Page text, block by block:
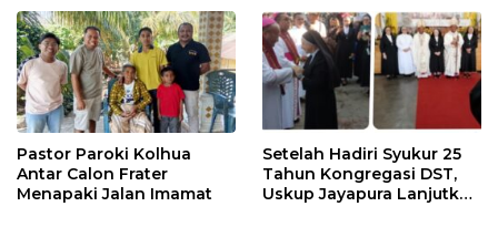
Pastor Paroki Kolhua
Antar Calon Frater
Menapaki Jalan Imamat
Setelah Hadiri Syukur 25
Tahun Kongregasi DST,
Uskup Jayapura Lanjutkan